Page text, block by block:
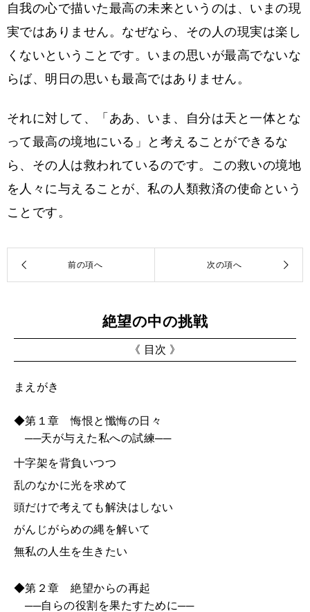
自我の心で描いた最高の未来というのは、いまの現
実ではありません。なぜなら、その人の現実は楽し
くないということです。いまの思いが最高でないな
らば、明日の思いも最高ではありません。
それに対して、「ああ、いま、自分は天と一体とな
って最高の境地にいる」と考えることができるな
ら、その人は救われているのです。この救いの境地
を人々に与えることが、私の人類救済の使命という
ことです。
絶望の中の挑戦
《 目次 》
まえがき
◆第１章 悔恨と懺悔の日々
──天が与えた私への試練──
十字架を背負いつつ
乱のなかに光を求めて
頭だけで考えても解決はしない
がんじがらめの縄を解いて
無私の人生を生きたい
◆第２章 絶望からの再起
──自らの役割を果たすために──